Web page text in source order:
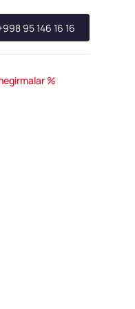
95 146 16 16
%